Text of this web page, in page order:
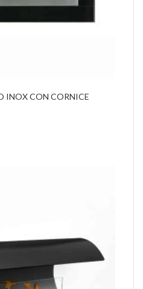
INOX CON CORNICE